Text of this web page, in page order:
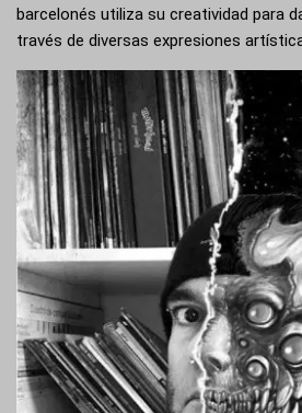
barcelonés utiliza su creatividad para
través de diversas expresiones